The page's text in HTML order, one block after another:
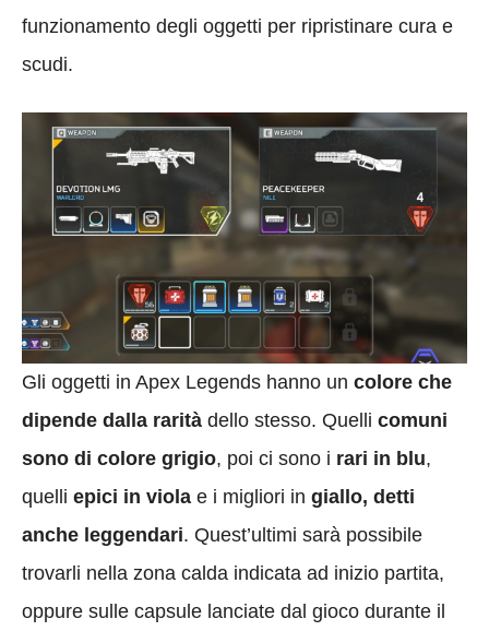
funzionamento degli oggetti per ripristinare cura e
scudi.
Gli oggetti in Apex Legends hanno un colore che
dipende dalla rarità dello stesso. Quelli comuni
sono di colore grigio, poi ci sono i rari in blu,
quelli epici in viola e i migliori in giallo, detti
anche leggendari. Quest’ultimi sarà possibile
trovarli nella zona calda indicata ad inizio partita,
oppure sulle capsule lanciate dal gioco durante il